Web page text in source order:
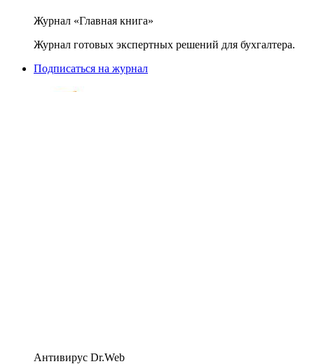
Журнал «Главная книга»
Журнал готовых экспертных решений для бухгалтера.
Подписаться на журнал
Антивирус Dr.Web